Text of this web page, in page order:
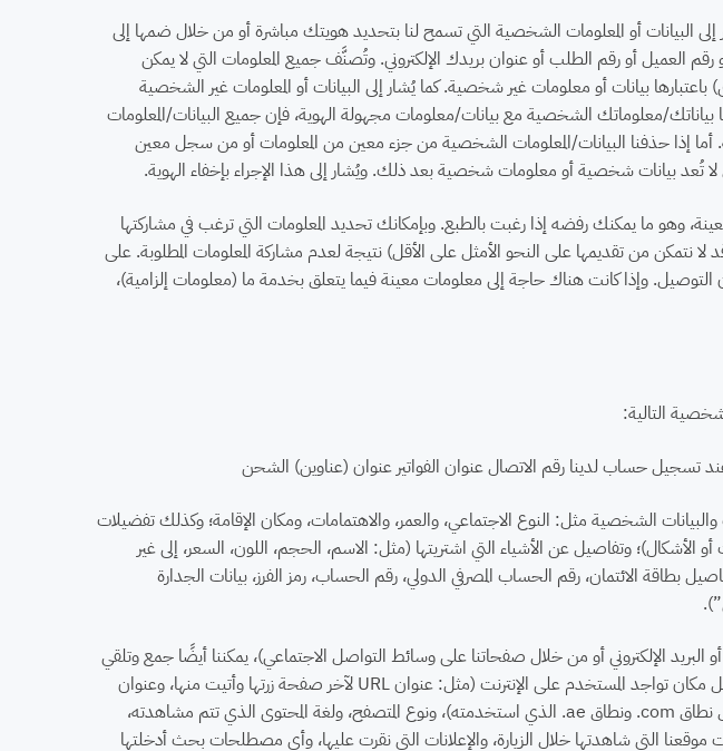
البيانات أو المعلومات الشخصية التي تسمح لنا بتحديد هويتك مباشرة أو من خلال ضمها إلى
العميل أو رقم الطلب أو عنوان بريدك الإلكتروني. وتُصنَّف جميع المعلومات التي لا يمكن
بيانات أو معلومات غير شخصية. كما يُشار إلى البيانات أو المعلومات غير الشخصية
بياناتك/معلوماتك الشخصية مع بيانات/معلومات مجهولة الهوية، فإن جميع البيانات/المعلومات
إذا حذفنا البيانات/المعلومات الشخصية من جزء معين من المعلومات أو من سجل معين
تُعد بيانات شخصية أو معلومات شخصية بعد ذلك. ويُشار إلى هذا الإجراء بإخفاء الهوية.
وهو ما يمكنك رفضه إذا رغبت بالطبع. وبإمكانك تحديد المعلومات التي ترغب في مشاركتها
نتمكن من تقديمها على النحو الأمثل على الأقل) نتيجة لعدم مشاركة المعلومات المطلوبة. على
وإذا كانت هناك حاجة إلى معلومات معينة فيما يتعلق بخدمة ما (معلومات إلزامية)،
التالية:
عند تسجيل حساب لدينا رقم الاتصال عنوان الفواتير عنوان (عناوين) الشحن
والبيانات الشخصية مثل: النوع الاجتماعي، والعمر، والاهتمامات، ومكان الإقامة؛ وكذلك تفضيلات
أو الأشكال)؛ وتفاصيل عن الأشياء التي اشتريتها (مثل: الاسم، الحجم، اللون، السعر، إلى غير
الائتمان، رقم الحساب المصرفي الدولي، رقم الحساب، رمز الفرز، بيانات الجدارة
الإلكتروني أو من خلال صفحاتنا على وسائط التواصل الاجتماعي)، يمكننا أيضًا جمع وتلقي
المعلومات الإحصائية وغيرها من المعلومات الشخصية التي قد تشمل مكان تواجد المستخدم على الإنترنت (مثل: عنوان URL لآخر صفحة زرتها وأتيت منها، وعنوان
بروتوكول الإنترنت IP الخاص بجهاز الكمبيوتر، وأنواع النطاقات مثل نطاق com. ونطاق ae. الذي استخدمته)، ونوع المتصفح، ولغة المحتوى الذي تتم مشاهدته،
التي شاهدتها خلال الزيارة، والإعلانات التي نقرت عليها، وأي مصطلحات بحث أدخلتها